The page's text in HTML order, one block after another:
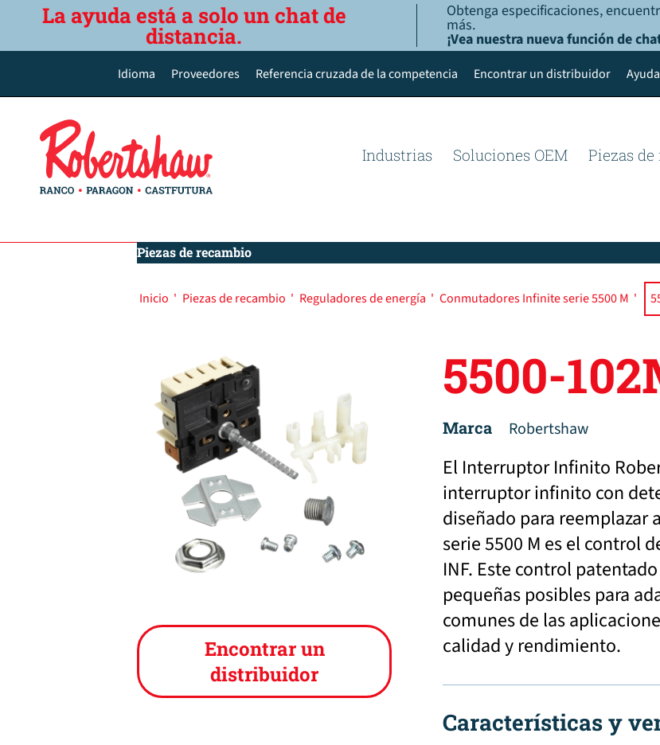
La ayuda está a solo un chat de
distancia.
Obtenga especificaciones,
más.
¡Vea nuestra nueva función de
Idioma
Deutsch
Español de México
Português do Brasil
Proveedores Referencia cruzada de la competencia Encontrar un distribuidor Ayuda
Industrias Soluciones OEM Piezas
Piezas de recambio
Inicio ' Piezas de recambio ' Reguladores de energía ' Conmutadores Infinite serie 5500 M '
Encontrar un
distribuidor
5500-
Marca Robertshaw
El Interruptor Infinito
interruptor infinito con
diseñado para reemplazar
serie 5500 M es el control
INF. Este control
pequeñas posibles para
comunes de las
calidad y rendimiento.
Características y